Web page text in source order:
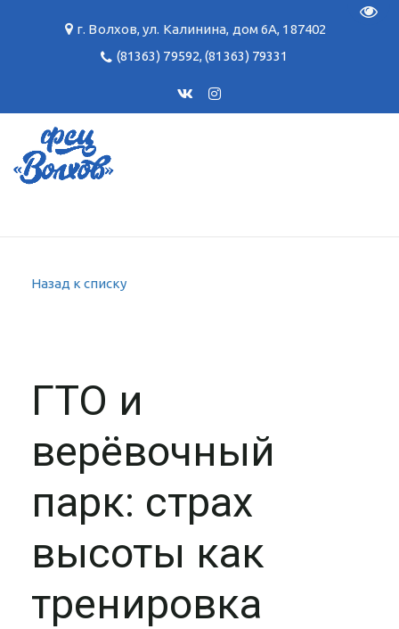
г. Волхов,ул. Калинина, дом 6А, 187402
(81363) 79592,(81363) 79331
Назад к списку
ГТО и
верёвочный
парк: страх
высоты как
тренировка